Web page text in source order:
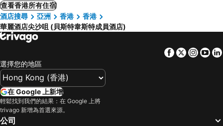
查看香港所有住宿
酒店搜尋
亞洲 香港
香港
華麗酒店尖沙咀 (貝斯特韋斯特成員酒店)
Facebook
Twitter
選擇您的地區
在 Google 上新增
輕鬆找到我們的結果：在 Google 上將
trivago 新增為首選來源。
公司